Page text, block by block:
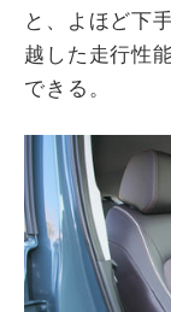
と、よほど下
越した走行性
できる。